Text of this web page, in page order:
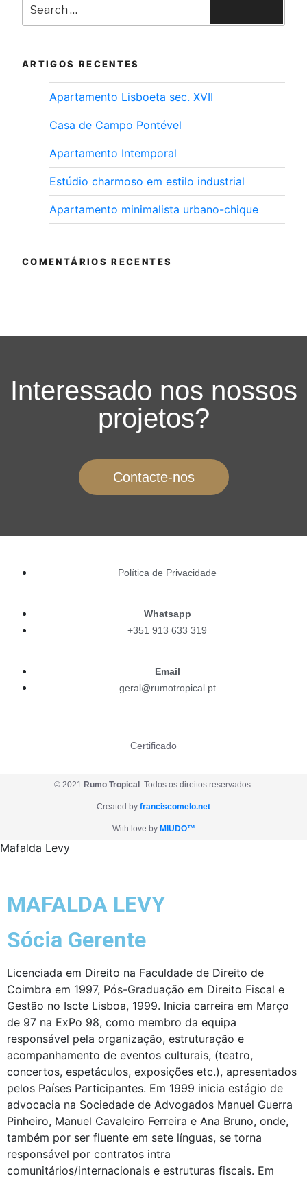
ARTIGOS RECENTES
Apartamento Lisboeta sec. XVII
Casa de Campo Pontével
Apartamento Intemporal
Estúdio charmoso em estilo industrial
Apartamento minimalista urbano-chique
COMENTÁRIOS RECENTES
Interessado nos nossos
projetos?
Contacte-nos
Política de Privacidade
Whatsapp
+351 913 633 319
Email
geral@rumotropical.pt
Certificado
© 2021 Rumo Tropical . Todos os direitos reservados.
Created by franciscomelo.net
With love by MIUDO™
Mafalda Levy
MAFALDA LEVY
Sócia Gerente
Licenciada em Direito na Faculdade de Direito de
Coimbra em 1997, Pós-Graduação em Direito Fiscal e
Gestão no Iscte Lisboa, 1999. Inicia carreira em Março
de 97 na ExPo 98, como membro da equipa
responsável pela organização, estruturação e
acompanhamento de eventos culturais, (teatro,
concertos, espetáculos, exposições etc.), apresentados
pelos Países Participantes. Em 1999 inicia estágio de
advocacia na Sociedade de Advogados Manuel Guerra
Pinheiro, Manuel Cavaleiro Ferreira e Ana Bruno, onde,
também por ser fluente em sete línguas, se torna
responsável por contratos intra
comunitários/internacionais e estruturas fiscais. Em